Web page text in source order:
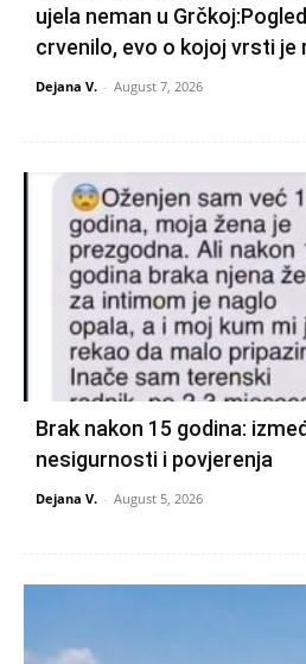
ujela neman u
crvenilo, evo o kojoj vrsti je
Dejana V. - August 7, 2026
Brak nakon 15 godina:
nesigurnosti i povjerenja
Dejana V. - August 5, 2026